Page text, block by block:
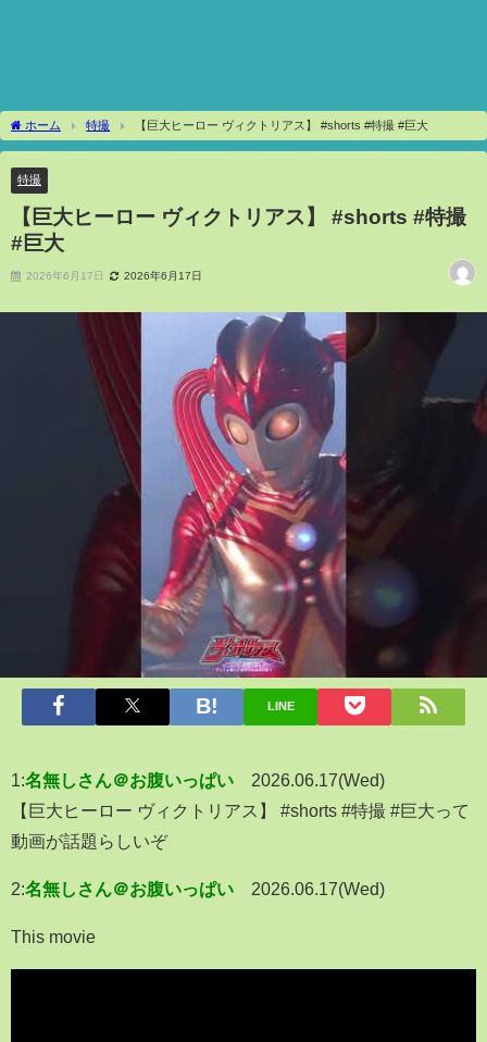
ホーム 特撮 【巨大ヒーロー ヴィクトリアス】 #shorts #特撮 #巨大
特撮
【巨大ヒーロー ヴィクトリアス】 #shorts #特撮
#巨大
2026年6月17日 2026年6月17日
LINE
1:名無しさん＠お腹いっぱい
2026.06.17(Wed)
【巨大ヒーロー ヴィクトリアス】 #shorts #特撮 #巨大って
動画が話題らしいぞ
2:名無しさん＠お腹いっぱい 2026.06.17(Wed)
This movie